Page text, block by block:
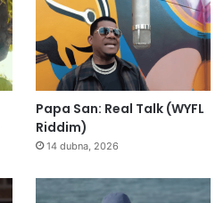
Papa San: Real Talk (WYFL
Riddim)
14 dubna, 2026